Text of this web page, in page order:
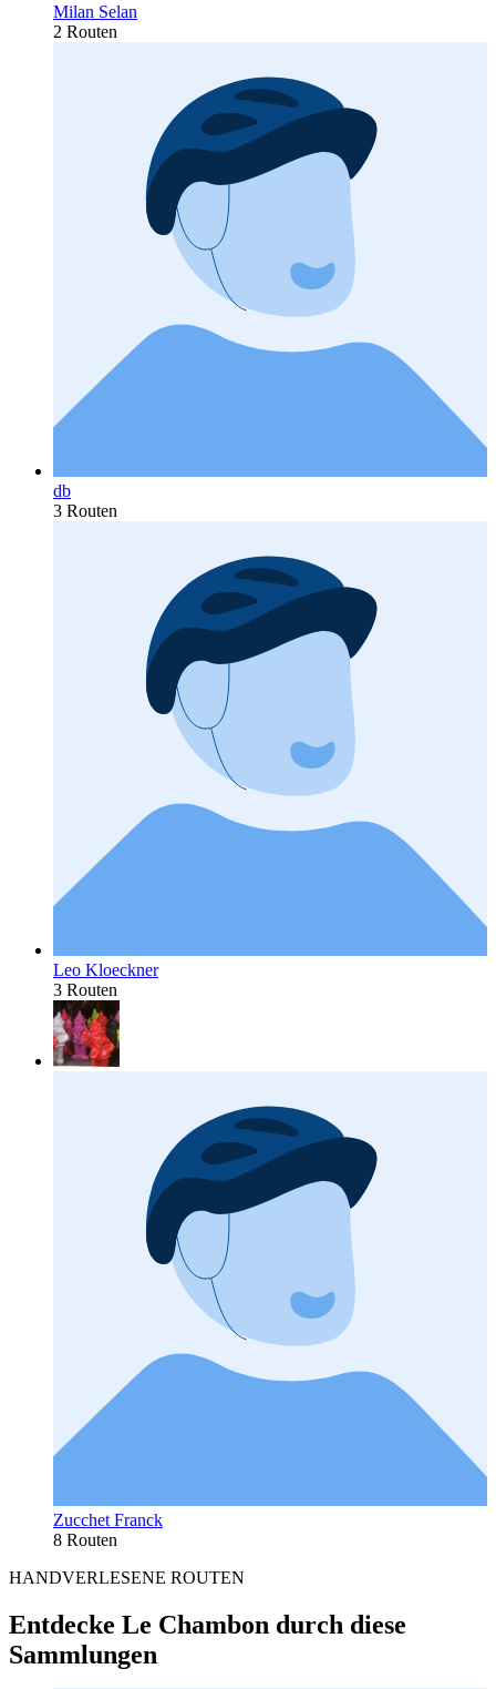
Milan Selan
2 Routen
db
3 Routen
Leo Kloeckner
3 Routen
Zucchet Franck
8 Routen
HANDVERLESENE ROUTEN
Entdecke Le Chambon durch diese
Sammlungen